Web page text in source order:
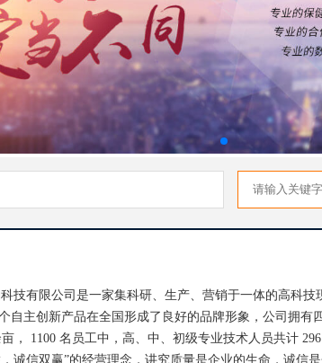
技有限公司是一家集科研、生产、营销于一体的高科
自主创新产品在全国形成了良好的品牌形象，公司拥
， 1100 名员工中，高、中、初级专业技术人员共计
诚信双赢”的经营理念，讲究质量是企业的生命，诚信